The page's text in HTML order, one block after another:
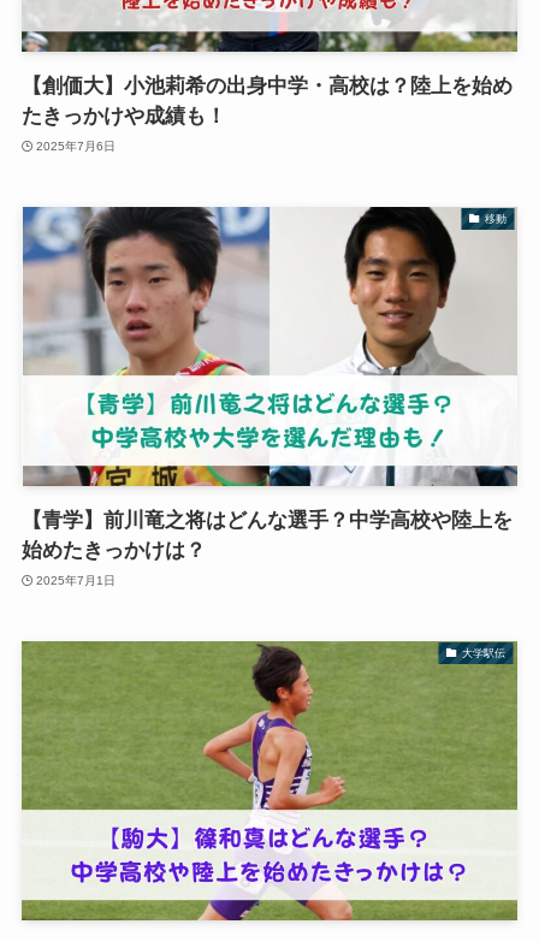
【創価大】小池莉希の出身中学・高校は？陸上を始め
たきっかけや成績も！
2025年7月6日
移動
【青学】前川竜之将はどんな選手？中学高校や陸上を
始めたきっかけは？
2025年7月1日
大学駅伝